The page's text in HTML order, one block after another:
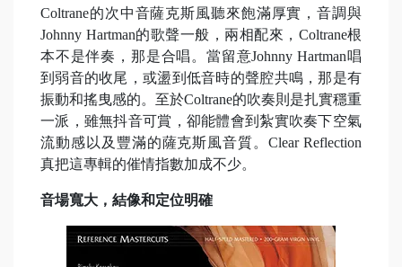
Coltrane的次中音薩克斯風聽來飽滿厚實，音調與
Johnny Hartman的歌聲一般，兩相配來，Coltrane根
本不是伴奏，那是合唱。當留意Johnny Hartman唱
到弱音的收尾，或盪到低音時的聲腔共鳴，那是有
振動和搖曳感的。至於Coltrane的吹奏則是扎實穩重
一派，雖無抖音可賞，卻能體會到紮實吹奏下空氣
流動感以及豐滿的薩克斯風音質。Clear Reflection
真把這專輯的催情指數加成不少。
音場寬大，結像和定位明確